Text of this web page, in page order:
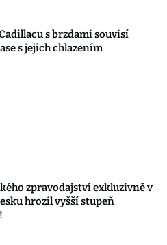
s brzdami souvisí
s jejich chlazením
zpravodajství exkluzivně v
hrozil vyšší stupeň